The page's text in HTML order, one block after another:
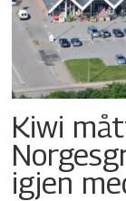
Kiwi
igjen